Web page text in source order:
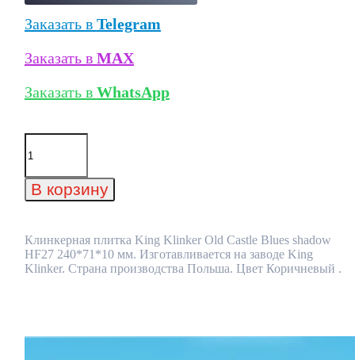
Заказать в Telegram
Заказать в MAX
Заказать в WhatsApp
Количество
товара
плитка
King
Castle
Blues
shadow
В корзину
Клинкерная плитка King Klinker Old Castle Blues shadow
HF27 240*71*10 мм. Изготавливается на заводе King
Klinker. Страна производства Польша. Цвет Коричневый .